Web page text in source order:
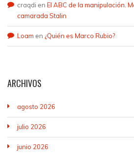
craqdi en El ABC de la manipulación.
camarada Stalin
Loam en ¿Quién es Marco Rubio?
ARCHIVOS
agosto 2026
julio 2026
junio 2026